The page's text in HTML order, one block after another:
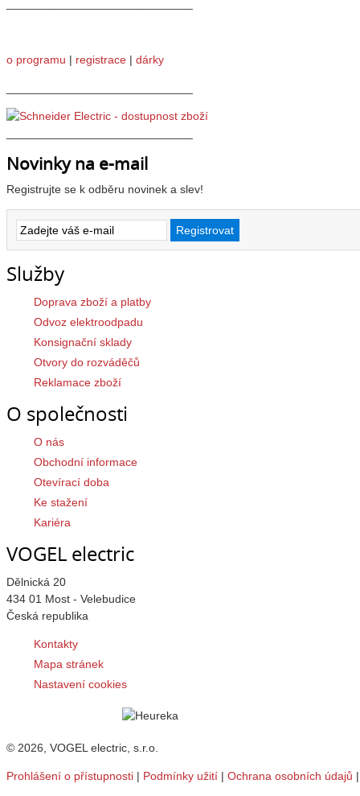
o programu | registrace | dárky
Novinky na e-mail
Registrujte se k odběru novinek a slev!
Služby
Doprava zboží a platby
Odvoz elektroodpadu
Konsignační sklady
Otvory do rozváděčů
Reklamace zboží
O společnosti
O nás
Obchodní informace
Otevírací doba
Ke stažení
Kariéra
VOGEL electric
Dělnická 20
434 01 Most - Velebudice
Česká republika
Kontakty
Mapa stránek
Nastavení cookies
© 2026, VOGEL electric, s.r.o.
Prohlášení o přístupnosti | Podmínky užití | Ochrana osobních údajů